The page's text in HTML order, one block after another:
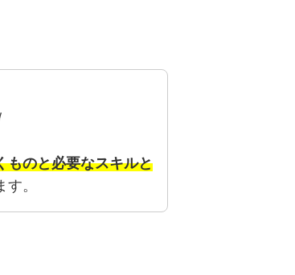
ものと必要なスキルと
。